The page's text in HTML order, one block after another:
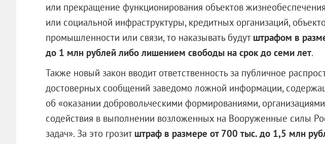
или прекращение функционирования объектов
или социальной инфраструктуры, кредитных организаций,
промышленности или связи, то наказывать будут штрафом в
до 1 млн рублей либо лишением свободы на срок до семи лет.
Также новый закон вводит ответственность за публичное
достоверных сообщений заведомо ложной информации,
об «оказании добровольческими формированиями,
содействия в выполнении возложенных на Вооруженные силы
задач». За это грозит штраф в размере от 700 тыс. до 1,5 млн